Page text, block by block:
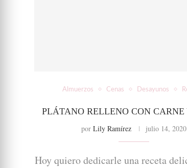
Almuerzos Cenas Desayunos
PLÁTANO RELLENO CON CARNE
por Lily Ramírez julio 14, 2020
Hoy quiero dedicarle una receta